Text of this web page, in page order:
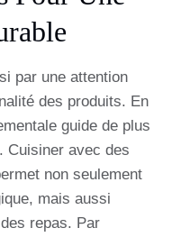
par une attention
des produits. En
guide de plus
Cuisiner avec des
non seulement
mais aussi
repas. Par